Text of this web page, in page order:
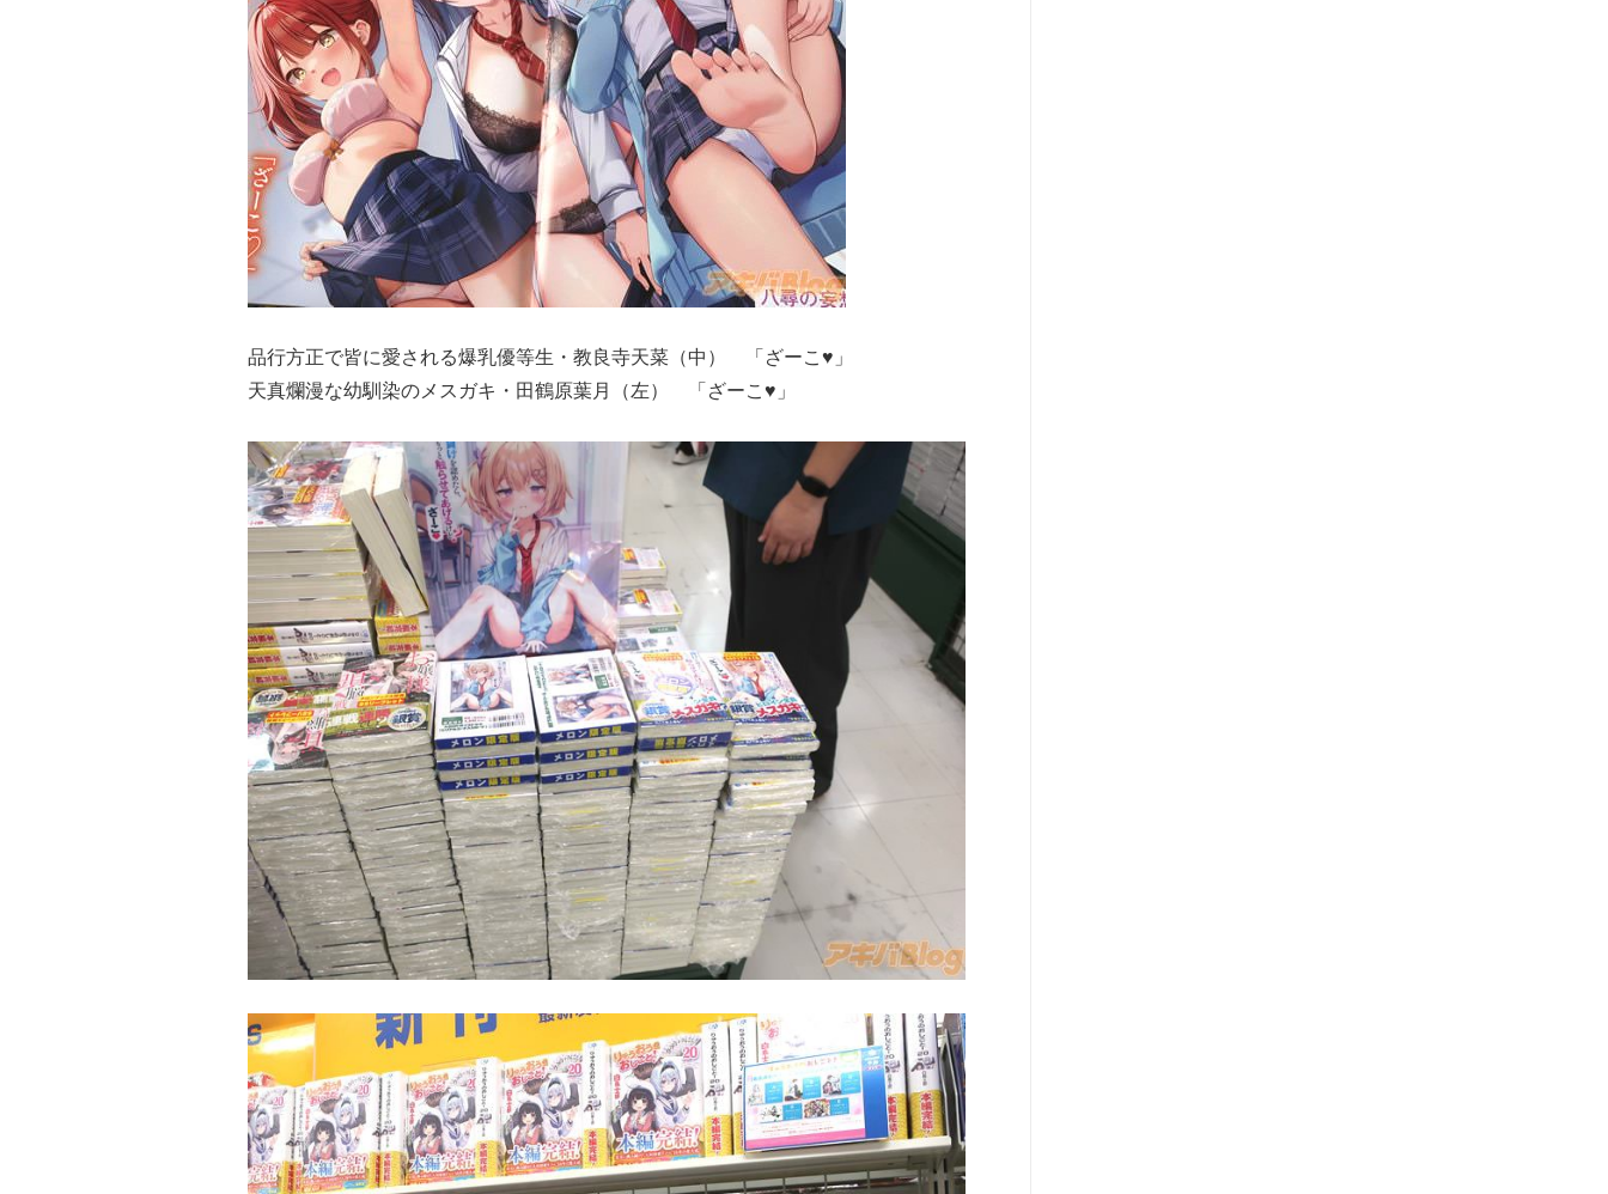
品行方正で皆に愛される爆乳優等生・教良寺天菜（中） 「ざーこ♥」
天真爛漫な幼馴染のメスガキ・田鶴原葉月（左） 「ざーこ♥」